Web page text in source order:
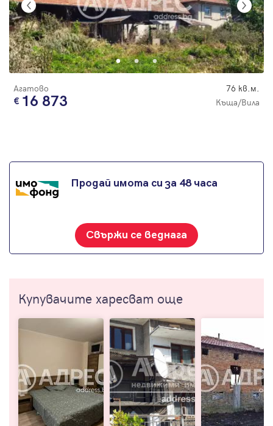
Агатово 76 кв.м.
16 873 Къща/Вила
Продай имота си за 48 часа
Свържи се веднага
Купувачите харесват още